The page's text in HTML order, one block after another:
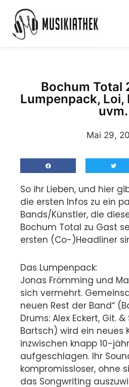
Inhalt
springen
Bochum Total
Lumpenpack, Loi,
uvm.
Mai 29,
So ihr Lieben, und hier
die ersten Infos zu ein
Bands/Künstler, die
Bochum Total zu Gast
ersten (Co-)Headliner
Das Lumpenpack:
Jonas Frömming und
sich vermehrt.
neuen Rest der Band“
Drums: Alex Eckert, Git.
Bartsch) wird ein neues
inzwischen knapp 10-
aufgeschlagen. Ihr
kompromissloser, ohne
das Songwriting